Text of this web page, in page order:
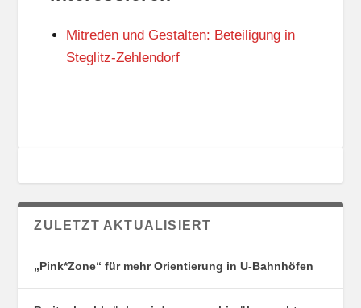
N
S
O
N
Mitreden und Gestalten: Beteiligung in
Steglitz-Zehlendorf
ZULETZT AKTUALISIERT
„Pink*Zone“ für mehr Orientierung in U-Bahnhöfen